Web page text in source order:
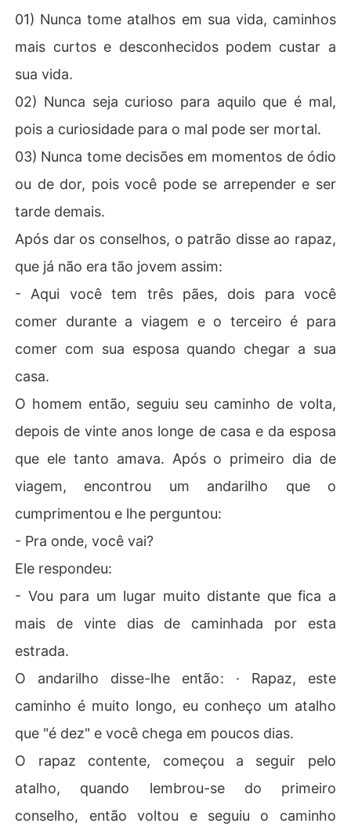
01) Nunca tome atalhos em sua vida, caminhos
mais curtos e desconhecidos podem custar a
sua vida.
02) Nunca seja curioso para aquilo que é mal,
pois a curiosidade para o mal pode ser mortal.
03) Nunca tome decisões em momentos de ódio
ou de dor, pois você pode se arrepender e ser
tarde demais.
Após dar os conselhos, o patrão disse ao rapaz,
que já não era tão jovem assim:
- Aqui você tem três pães, dois para você
comer durante a viagem e o terceiro é para
comer com sua esposa quando chegar a sua
casa.
O homem então, seguiu seu caminho de volta,
depois de vinte anos longe de casa e da esposa
que ele tanto amava. Após o primeiro dia de
viagem, encontrou um andarilho que o
cumprimentou e lhe perguntou:
- Pra onde, você vai?
Ele respondeu:
- Vou para um lugar muito distante que fica a
mais de vinte dias de caminhada por esta
estrada.
O andarilho disse-lhe então: · Rapaz, este
caminho é muito longo, eu conheço um atalho
que "é dez" e você chega em poucos dias.
O rapaz contente, começou a seguir pelo
atalho, quando lembrou-se do primeiro
conselho, então voltou e seguiu o caminho